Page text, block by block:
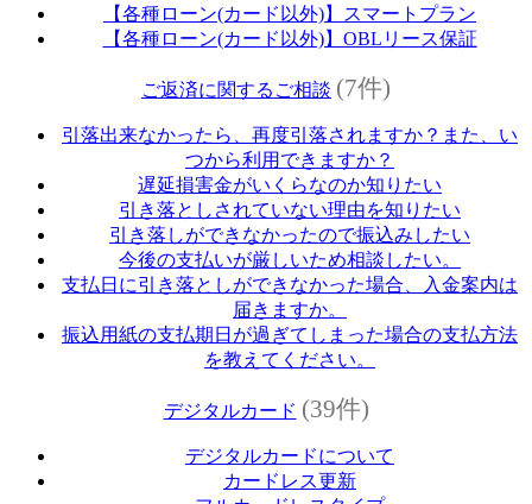
【各種ローン(カード以外)】スマートプラン
【各種ローン(カード以外)】OBLリース保証
ご返済に関するご相談 (7件)
引落出来なかったら、再度引落されますか？また、い
つから利用できますか？
遅延損害金がいくらなのか知りたい
引き落としされていない理由を知りたい
引き落しができなかったので振込みしたい
今後の支払いが厳しいため相談したい。
支払日に引き落としができなかった場合、入金案内は
届きますか。
振込用紙の支払期日が過ぎてしまった場合の支払方法
を教えてください。
デジタルカード (39件)
デジタルカードについて
カードレス更新